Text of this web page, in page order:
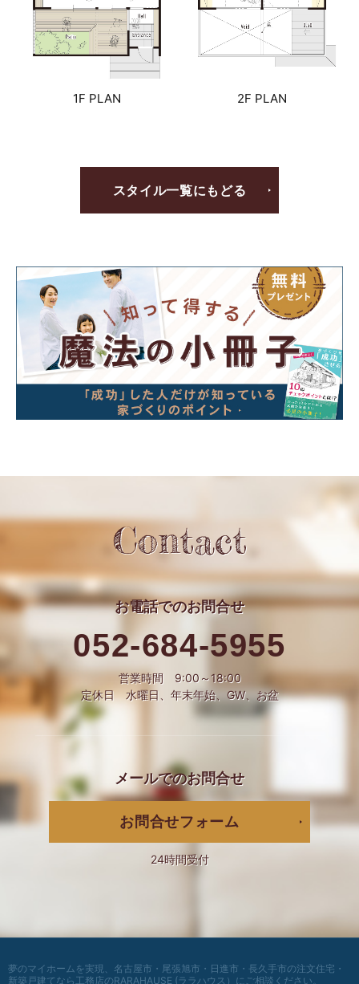
1F PLAN 2F PLAN
スタイル一覧にもどる
Contact
お電話でのお問合せ
052-684-5955
営業時間 9:00～18:00
定休日 水曜日、年末年始、GW、お盆
メールでのお問合せ
お問合せフォーム
24時間受付
夢のマイホームを実現、 名古屋市・尾張旭市・日進市・長久手市の注文住宅・
新築戸建てなら工務店のRARAHAUSE (ララハウス） にご相談ください。